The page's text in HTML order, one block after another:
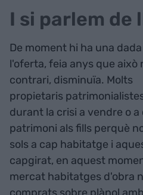
I si parlem de
De moment hi ha una
l'oferta, feia anys que això
contrari, disminuïa. Molts
propietaris
durant la crisi a vendre o
patrimoni als fills perquè
sols a cap habitatge i
capgirat, en aquest
mercat habitatges d'obra
comprats sobre plànol